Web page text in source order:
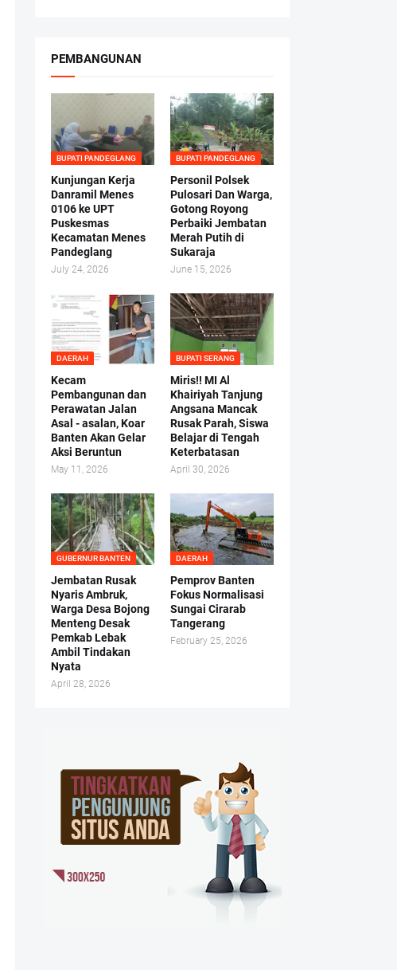
PEMBANGUNAN
BUPATI PANDEGLANG
Kunjungan Kerja
Danramil Menes
0106 ke UPT
Puskesmas
Kecamatan Menes
Pandeglang
July 24, 2026
BUPATI PANDEGLANG
Personil Polsek
Pulosari Dan Warga,
Gotong Royong
Perbaiki Jembatan
Merah Putih di
Sukaraja
June 15, 2026
DAERAH
Kecam
Pembangunan dan
Perawatan Jalan
Asal - asalan, Koar
Banten Akan Gelar
Aksi Beruntun
May 11, 2026
BUPATI SERANG
Miris!! MI Al
Khairiyah Tanjung
Angsana Mancak
Rusak Parah, Siswa
Belajar di Tengah
Keterbatasan
April 30, 2026
GUBERNUR BANTEN
Jembatan Rusak
Nyaris Ambruk,
Warga Desa Bojong
Menteng Desak
Pemkab Lebak
Ambil Tindakan
Nyata
April 28, 2026
DAERAH
Pemprov Banten
Fokus Normalisasi
Sungai Cirarab
Tangerang
February 25, 2026